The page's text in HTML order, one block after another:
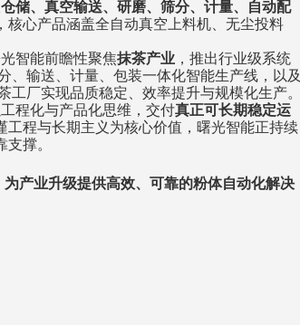
仓储、 真空输送、研磨、 筛分、计量、自动配
核心产品涵盖全自动真空上料机、无尘投料
智能前瞻性聚焦抹茶产业 ，推出行业级系统
、输送、计量、包装一体化智能生产线， 以及
厂实现品质稳定、效率提升与规模化生产。
程化与产品化思维，交付真正可长期稳定运
工程与长期主义为核心价值，曙光智能正持续
撑。
产业升级提供高效、可靠的粉体自动化解决